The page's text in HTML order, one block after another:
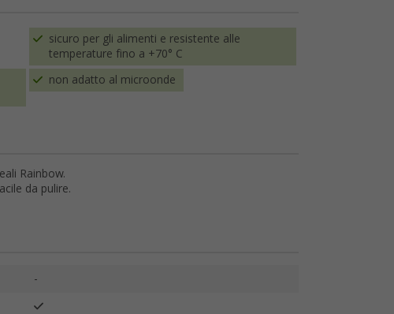
sicuro per gli alimenti e resistente alle
temperature fino a +70° C
non adatto al microonde
Rainbow.
da pulire.
-